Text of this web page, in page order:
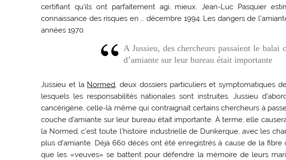
certifiant qu’ils ont parfaitement agi, mieux, Jean-Luc Pasquier
connaissance des risques en … décembre 1994. Les dangers de
années 1970.
A Jussieu, des chercheurs passaient le
d’amiante sur leur bureau était importante
Jussieu et la Normed, deux dossiers particuliers et symptomatiques
lesquels les responsabilités nationales sont instruites. Jussieu
cancérigène, celle-là même qui contraignait certains chercheurs à
couche d’amiante sur leur bureau était importante. À terme, elle
la Normed, c’est toute l’histoire industrielle de Dunkerque, avec les
plus d’amiante. Déjà 660 décès ont été enregistrés à cause de la
que les «veuves» se battent pour défendre la mémoire de leurs